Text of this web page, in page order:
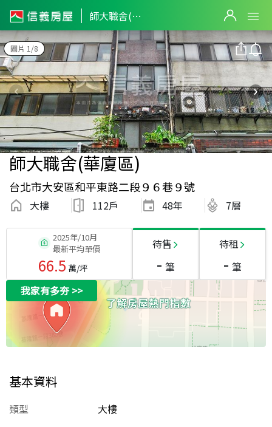
師大職舍(華廈區)
圖片 1/8
師大職舍(華廈區)
台北市大安區和平東路二段９６巷９號
大樓 112戶 48年 7層
2025年/10月
最新平均單價
66.5 萬/坪
待售
- 筆
待租
- 筆
我家有多夯>>
基本資料
類型
大樓